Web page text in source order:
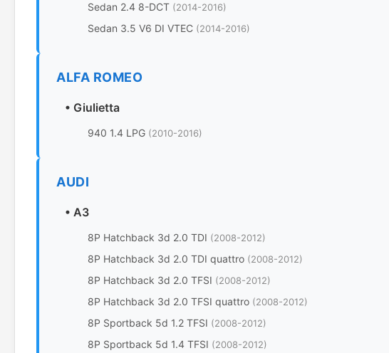
Sedan 2.4 8-DCT (2014-2016)
Sedan 3.5 V6 DI VTEC (2014-2016)
ALFA ROMEO
• Giulietta
940 1.4 LPG (2010-2016)
AUDI
• A3
8P Hatchback 3d 2.0 TDI (2008-2012)
8P Hatchback 3d 2.0 TDI quattro (2008-2012)
8P Hatchback 3d 2.0 TFSI (2008-2012)
8P Hatchback 3d 2.0 TFSI quattro (2008-2012)
8P Sportback 5d 1.2 TFSI (2008-2012)
8P Sportback 5d 1.4 TFSI (2008-2012)